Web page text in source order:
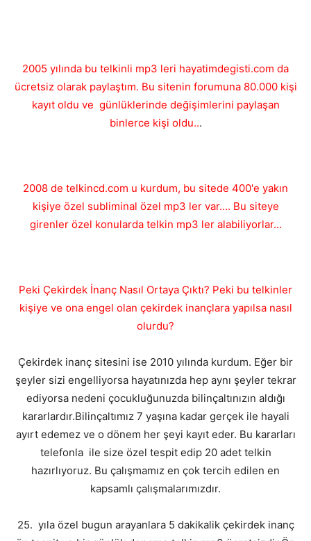
2005 yılında bu telkinli mp3 leri hayatimdegisti.com da
ücretsiz olarak paylaştım. Bu sitenin forumuna 80.000 kişi
kayıt oldu ve günlüklerinde değişimlerini paylaşan
binlerce kişi oldu...
2008 de telkincd.com u kurdum, bu sitede 400'e yakın
kişiye özel subliminal özel mp3 ler var.... Bu siteye
girenler özel konularda telkin mp3 ler alabiliyorlar...
Peki Çekirdek İnanç Nasıl Ortaya Çıktı? Peki bu telkinler
kişiye ve ona engel olan çekirdek inançlara yapılsa nasıl
olurdu?
Çekirdek inanç sitesini ise 2010 yılında kurdum. Eğer bir
şeyler sizi engelliyorsa hayatınızda hep aynı şeyler tekrar
ediyorsa nedeni çocukluğunuzda bilinçaltınızın aldığı
kararlardır.Bilinçaltımız 7 yaşına kadar gerçek ile hayali
ayırt edemez ve o dönem her şeyi kayıt eder. Bu kararları
telefonla ile size özel tespit edip 20 adet telkin
hazırlıyoruz. Bu çalışmamız en çok tercih edilen en
kapsamlı çalışmalarımızdır.
25. yıla özel bugun arayanlara 5 dakikalik çekirdek inanç